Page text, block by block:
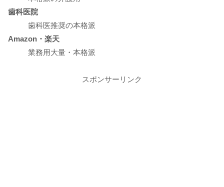
歯科医院
歯科医推奨の本格派
Amazon・楽天
業務用大量・本格派
スポンサーリンク